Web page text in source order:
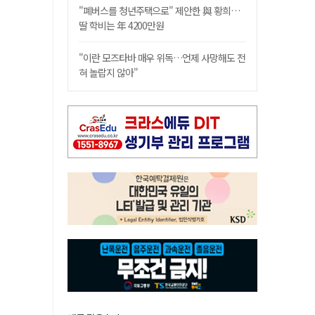
"폐버스를 청년주택으로" 제안한 與 황희…
딸 학비는 年 4200만원
"이란 모즈타바 매우 위독…언제 사망해도 전
혀 놀랍지 않아"